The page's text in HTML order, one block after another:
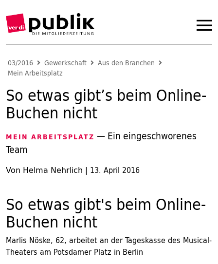
03/2016 Gewerkschaft
Aus den Branchen
Mein Arbeitsplatz
So etwas gibt’s beim Online-
Buchen nicht
MEIN ARBEITSPLATZ — Ein eingeschworenes
Team
Von Helma Nehrlich | 13. April 2016
So etwas gibt's beim Online-
Buchen nicht
Marlis Nöske, 62, arbeitet an der Tageskasse des Musical-
Theaters am Potsdamer Platz in Berlin